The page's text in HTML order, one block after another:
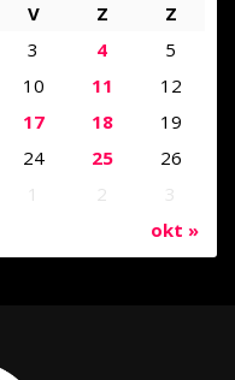
okt »
V Z
Z
3 4
5
10 11
12
17 18
19
24 25
26
1 2 3